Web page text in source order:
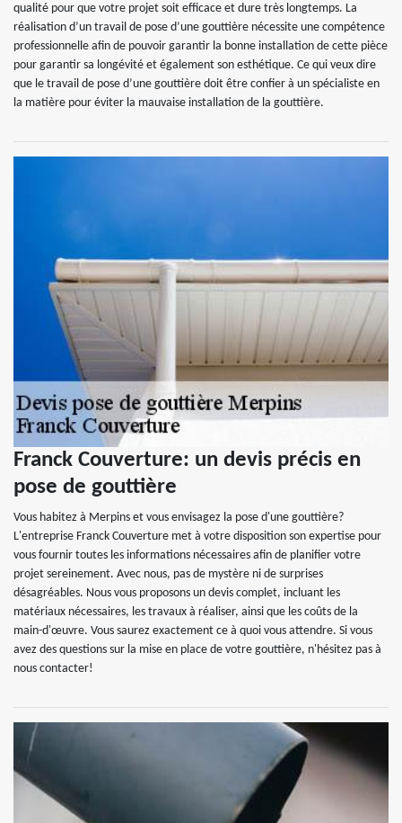
qualité pour que votre projet soit efficace et dure très longtemps. La
réalisation d’un travail de pose d’une gouttière nécessite une compétence
professionnelle afin de pouvoir garantir la bonne installation de cette pièce
pour garantir sa longévité et également son esthétique. Ce qui veux dire
que le travail de pose d’une gouttière doit être confier à un spécialiste en
la matière pour éviter la mauvaise installation de la gouttière.
Franck Couverture: un devis précis en
pose de gouttière
Vous habitez à Merpins et vous envisagez la pose d'une gouttière?
L'entreprise Franck Couverture met à votre disposition son expertise pour
vous fournir toutes les informations nécessaires afin de planifier votre
projet sereinement. Avec nous, pas de mystère ni de surprises
désagréables. Nous vous proposons un devis complet, incluant les
matériaux nécessaires, les travaux à réaliser, ainsi que les coûts de la
main-d'œuvre. Vous saurez exactement ce à quoi vous attendre. Si vous
avez des questions sur la mise en place de votre gouttière, n'hésitez pas à
nous contacter!